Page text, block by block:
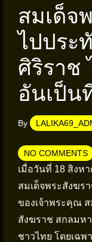
สมเด็จ
ไปประ
ศิริราช
อันเป็น
By
NO COMMENTS
เมื่อวันที่ 18 สิงห
สมเด็จพระสังฆร
ของเจ้าพระคุณ
สังฆราช สกลมห
ชาวไทย โดยเฉ